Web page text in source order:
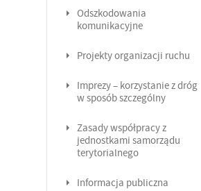
Odszkodowania
komunikacyjne
Projekty organizacji ruchu
Imprezy – korzystanie z dróg
w sposób szczególny
Zasady współpracy z
jednostkami samorządu
terytorialnego
Informacja publiczna